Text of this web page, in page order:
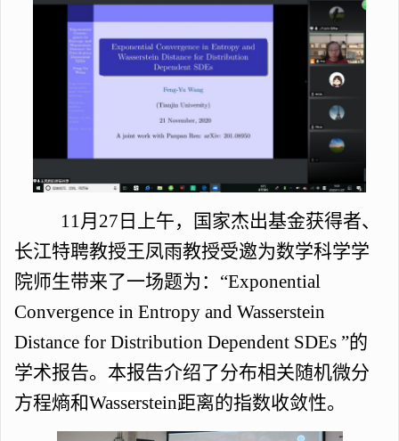
11月27日上午，国家杰出基金获得者、
长江特聘教授王凤雨教授受邀为数学科学学
院师生带来了一场题为：“Exponential
Convergence in Entropy and Wasserstein
Distance for Distribution Dependent SDEs ”的
学术报告。 本报告介绍了分布相关随机微分
方程熵和Wasserstein距离的指数收敛性。